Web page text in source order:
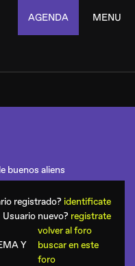
AGENDA MENU
buenos aliens
registrado? identificate
Usuario nuevo? registrate
volver al foro
Y
buscar en este
foro